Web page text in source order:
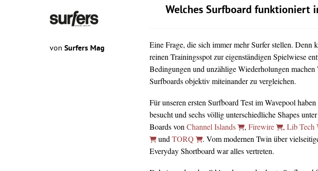
von Surfers Mag
Welches Surfboard funktioniert
Eine Frage, die sich immer mehr Surfer stellen. Denn
reinen Trainingsspot zur eigenständigen Spielwiese
Bedingungen und unzählige Wiederholungen
Surfboards objektiv miteinander zu vergleichen.
Für unseren ersten Surfboard Test im Wavepool
besucht und sechs völlig unterschiedliche Shapes
Boards von Channel Islands , Firewire , Lib Tech
und TORQ
. Vom modernen Twin über
Everyday Shortboard war alles vertreten.